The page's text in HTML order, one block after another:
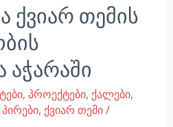
ქვიარ თემის
აჭარაში
, პროექტები, ქალები,
, ქვიარ თემი/